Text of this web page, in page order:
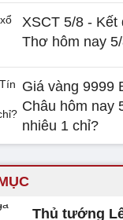
XSCT 5/8 - Kết
Thơ hôm nay
Giá vàng 9999
Châu hôm nay
nhiêu 1 chỉ?
Thủ tướng